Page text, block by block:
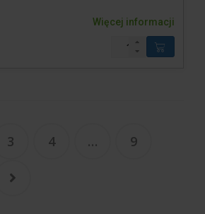
Więcej informacji
3 4 … 9